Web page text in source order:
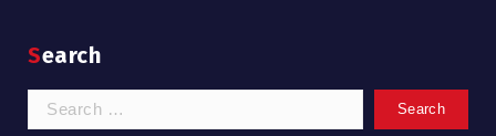
Search
Search
for: